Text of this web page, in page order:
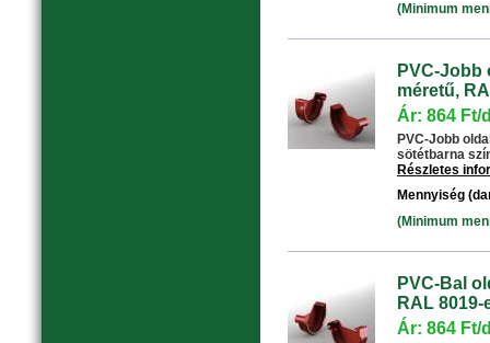
(Minimum
PVC-Jobb
méretű,
Ár: 864 Ft/
PVC-Jobb
sötétbarna
Részletes
Mennyiség
(Minimum
PVC-Bal
RAL
Ár: 864 Ft/